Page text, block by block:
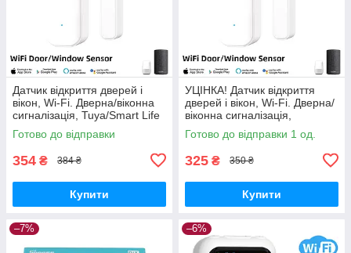
Датчик відкриття дверей і
вікон, Wi-Fi. Дверна/віконна
сигналізація, Tuya/Smart Life
Готово до відправки
354 ₴ 384 ₴
Купити
УЦІНКА! Датчик відкриття
дверей і вікон, Wi-Fi. Дверна/
віконна сигналізація,
Tuya/Smart Life
Готово до відправки 1 од.
325 ₴ 350 ₴
Купити
–7% –6%